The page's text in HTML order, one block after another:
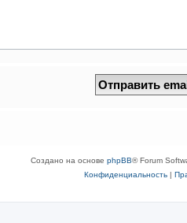
Создано на основе phpBB® Forum
Конфиденциальность|